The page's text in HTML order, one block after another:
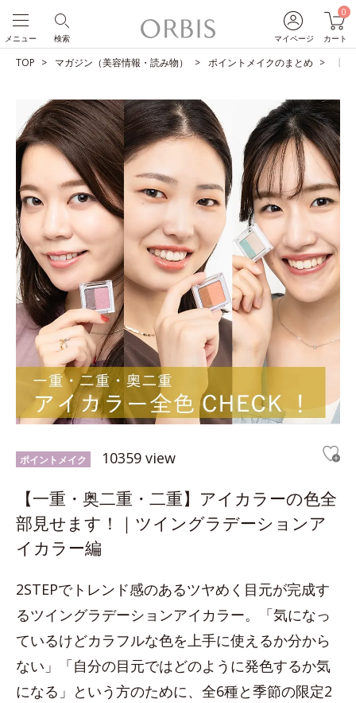
マイページ
0
カート
検索
メニュー
TOP マガジン（美容情報・読み物） ポイントメイクのまとめ 【
ポイントメイク 10359 view
【一重・奥二重・二重】アイカラーの色全
部見せます！｜ツイングラデーションア
イカラー編
2STEPでトレンド感のあるツヤめく目元が完成す
るツイングラデーションアイカラー。「気になっ
ているけどカラフルな色を上手に使えるか分から
ない」「自分の目元ではどのように発色するか気
になる」という方のために、全6種と季節の限定2